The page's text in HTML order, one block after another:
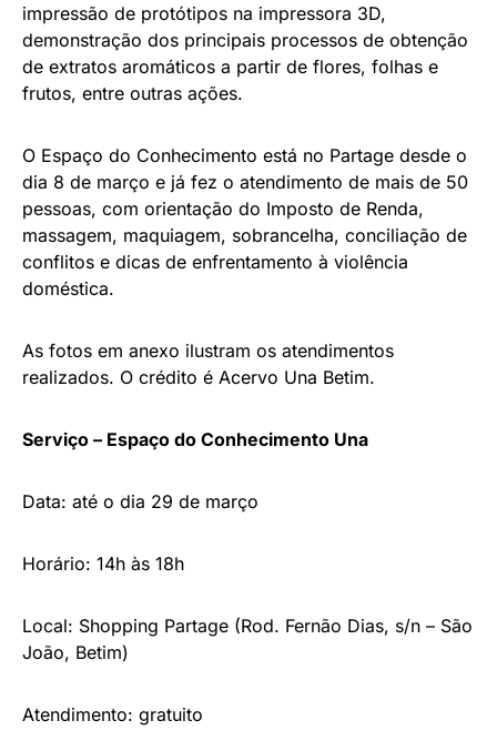
impressão de protótipos na impressora 3D,
demonstração dos principais processos de obtenção
de extratos aromáticos a partir de flores, folhas e
frutos, entre outras ações.
O Espaço do Conhecimento está no Partage desde o
dia 8 de março e já fez o atendimento de mais de 50
pessoas, com orientação do Imposto de Renda,
massagem, maquiagem, sobrancelha, conciliação de
conflitos e dicas de enfrentamento à violência
doméstica.
As fotos em anexo ilustram os atendimentos
realizados. O crédito é Acervo Una Betim.
Serviço – Espaço do Conhecimento Una
Data: até o dia 29 de março
Horário: 14h às 18h
Local: Shopping Partage (Rod. Fernão Dias, s/n – São
João, Betim)
Atendimento: gratuito